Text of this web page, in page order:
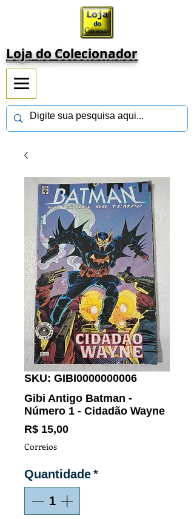
Loja do Colecionador
SKU: GIBI0000000006
Gibi Antigo Batman -
Número 1 - Cidadão Wayne
R$ 15,00Preço
Correios
Quantidade*